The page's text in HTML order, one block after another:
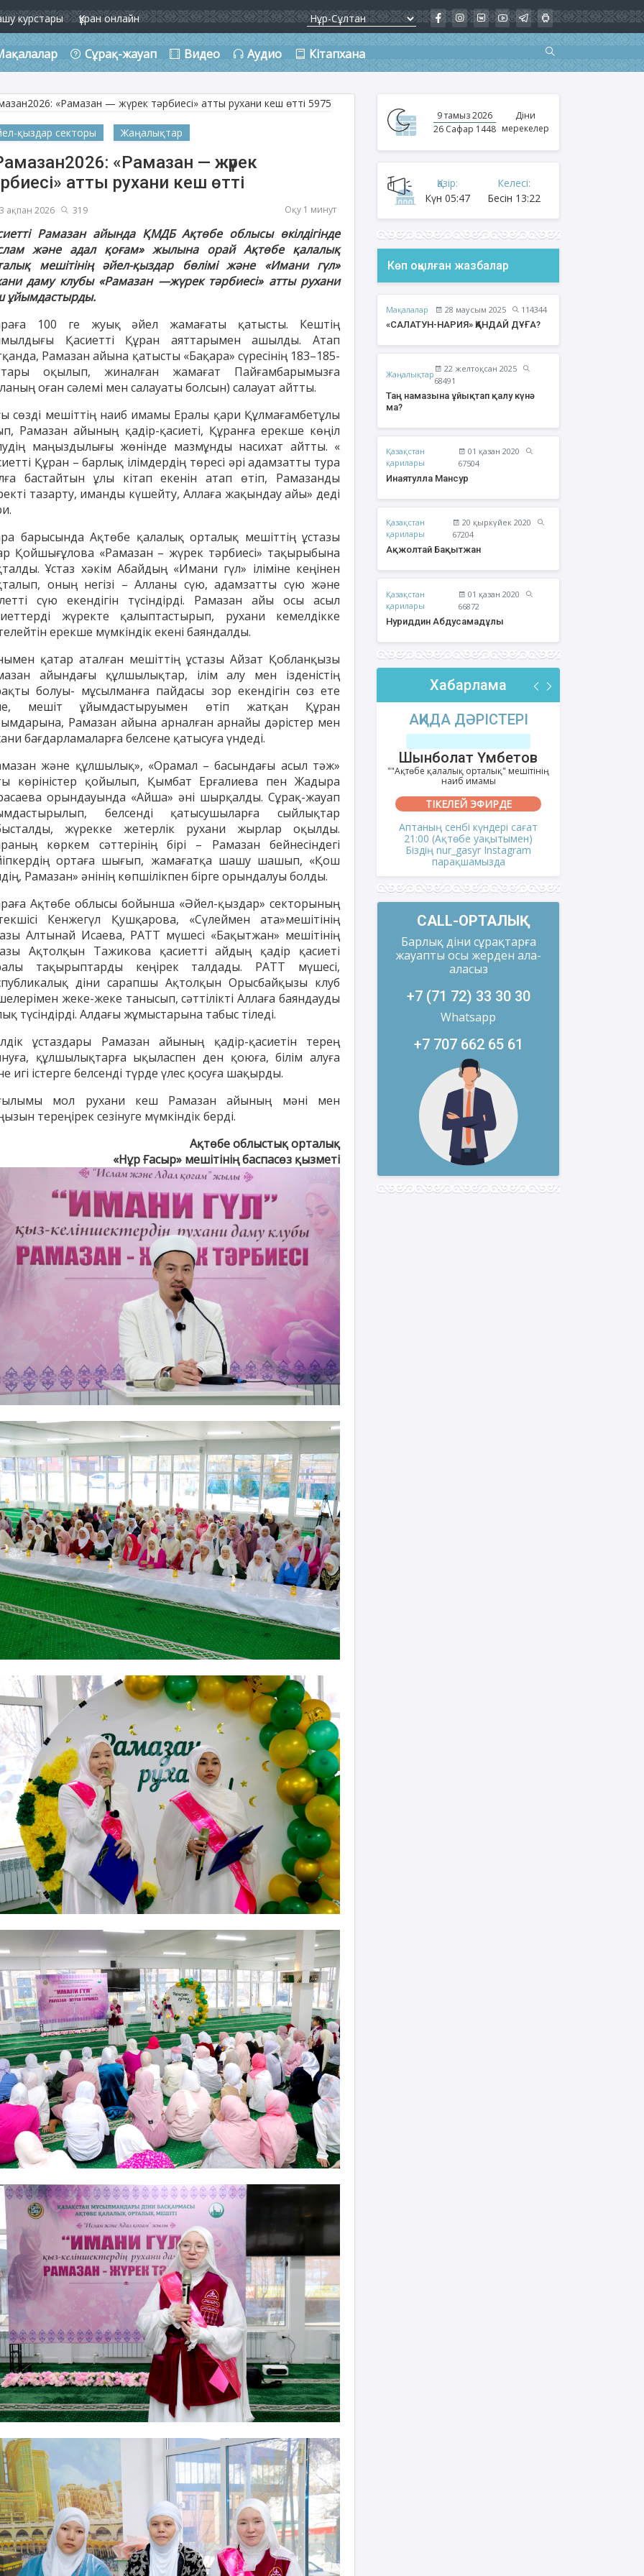
курстары Құран онлайн
Сұрақ-жауап Видео Аудио Кітапхана
Әлимұхамедұлы
Ақжолтай Бақытжан
Әбішев Қуаныш
қыздар секторы Жаңалықтар
«Рамазан — жүрек
атты рухани кеш өтті
ақпан 2026 319 Оқу 1 минут
Рамазан айында ҚМДБ Ақтөбе облысы өкілдігінде
және адал қоғам» жылына орай Ақтөбе қалалық
мешітінің әйел-қыздар бөлімі және «Имани гүл»
даму клубы «Рамазан —жүрек тәрбиесі» атты рухани
ұйымдастырды.
100 ге жуық әйел жамағаты қатысты. Кештің
Қасиетті Құран аяттарымен ашылды. Атап
Рамазан айына қатысты «Бақара» сүресінің 183–185-
оқылып, жиналған жамағат Пайғамбарымызға
оған сәлемі мен салауаты болсын) салауат айтты.
сөзді мешіттің наиб имамы Ералы қари Құлмағамбетұлы
Рамазан айының қадір-қасиеті, Құранға ерекше көңіл
маңыздылығы жөнінде мазмұнды насихат айтты. «
Құран – барлық ілімдердің төресі әрі адамзатты тура
бастайтын ұлы кітап екенін атап өтіп, Рамазанды
тазарту, иманды күшейту, Аллаға жақындау айы» деді
барысында Ақтөбе қалалық орталық мешіттің ұстазы
Қойшығұлова «Рамазан – жүрек тәрбиесі» тақырыбына
Ұстаз хәкім Абайдың «Имани гүл» іліміне кеңінен
оның негізі – Алланы сүю, адамзатты сүю және
сүю екендігін түсіндірді. Рамазан айы осы асыл
жүректе қалыптастырып, рухани кемелдікке
ерекше мүмкіндік екені баяндалды.
қатар аталған мешіттің ұстазы Айзат Қобланқызы
айындағы құлшылықтар, ілім алу мен ізденістің
болуы- мұсылманға пайдасы зор екендігін сөз ете
мешіт ұйымдастыруымен өтіп жатқан Құран
Рамазан айына арналған арнайы дәрістер мен
бағдарламаларға белсене қатысуға үндеді.
және құлшылық», «Орамал – басындағы асыл тәж»
көріністер қойылып, Қымбат Ерғалиева пен Жадыра
орындауында «Айша» әні шырқалды. Сұрақ-жауап
белсенді қатысушыларға сыйлықтар
жүрекке жетерлік рухани жырлар оқылды.
көркем сәттерінің бірі – Рамазан бейнесіндегі
ортаға шығып, жамағатқа шашу шашып, «Қош
Рамазан» әнінің көпшілікпен бірге орындалуы болды.
Ақтөбе облысы бойынша «Әйел-қыздар» секторының
Кенжегүл Қушқарова, «Сүлеймен ата»мешітінің
Алтынай Исаева, РАТТ мүшесі «Бақытжан» мешітінің
Ақтолқын Тажикова қасиетті айдың қадір қасиеті
тақырыптарды кеңірек талдады. РАТТ мүшесі,
діни сарапшы Ақтолқын Орысбайқызы клуб
жеке-жеке танысып, сәттілікті Аллаға баяндауды
түсіндірді. Алдағы жұмыстарына табыс тіледі.
ұстаздары Рамазан айының қадір-қасиетін терең
құлшылықтарға ықыласпен ден қоюға, білім алуға
игі істерге белсенді түрде үлес қосуға шақырды.
мол рухани кеш Рамазан айының мәні мен
тереңірек сезінуге мүмкіндік берді.
Ақтөбе облыстық орталық
«Нұр Ғасыр» мешітінің баспасөз қызметі
9 тамыз 2026
26 Сафар 1448
Діни
мерекелер
Қазір:
Күн 05:47
Келесі:
Бесін 13:22
Көп оқылған жазбалар
Мақалалар 28 маусым 2025
114344
«САЛАТУН-НАРИЯ» ҚАНДАЙ ДҰҒА?
Жаңалықтар
22 желтоқсан 2025
68491
Таң намазына ұйықтап қалу күнә
ма?
Қазақстан
қарилары
01 қазан 2020
67504
Инаятулла Мансур
Қазақстан
қарилары
20 қыркүйек 2020
67204
Ақжолтай Бақытжан
Қазақстан
қарилары
01 қазан 2020
66872
Нуриддин Абдусамадұлы
Хабарлама
АҚИДА ДӘРІСТЕРІ
Шынболат Үмбетов
""Ақтөбе қалалық орталық" мешітінің
наиб имамы
ТІКЕЛЕЙ ЭФИРДЕ
Аптаның сенбі күндері сағат
21:00 (Ақтөбе уақытымен)
Біздің nur_gasyr Instagram
парақшамызда
ФИҚҺ ДӘРІСТЕРІ
Нұрбол Смағұлов
""Нұр Ғасыр" облыстық мешітінің
наиб имамы
ТІКЕЛЕЙ ЭФИРДЕ
Аптаның сәрсенбі күндері сағат
21:00 (Ақтөбе уақытымен)
Біздің nur_gasyr Instagram
парақшамызда
АҚИДА ДӘРІСТЕРІ
Шынболат Үмбетов
""Ақтөбе қалалық орталық" мешітінің
наиб имамы
ТІКЕЛЕЙ ЭФИРДЕ
Аптаның сенбі күндері сағат
21:00 (Ақтөбе уақытымен)
Біздің nur_gasyr Instagram
парақшамызда
CALL-ОРТАЛЫҚ
Барлық діни сұрақтарға
жауапты осы жерден ала-
аласыз
+7 (71 72) 33 30 30
Whatsapp
+7 707 662 65 61